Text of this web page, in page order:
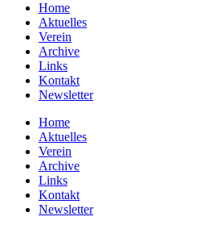
Home
Aktuelles
Verein
Archive
Links
Kontakt
Newsletter
Home
Aktuelles
Verein
Archive
Links
Kontakt
Newsletter